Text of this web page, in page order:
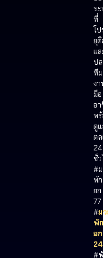
ระ
ที่
โปร่
ยุติธ
และ
ปล
ทีม
งาน
มือ
อาชี
พร้อ
ดูแล
ตลอ
24
ชั่วโ
#มว
พัก
ยก
77
#ม
พัก
ยก
24
#พัก